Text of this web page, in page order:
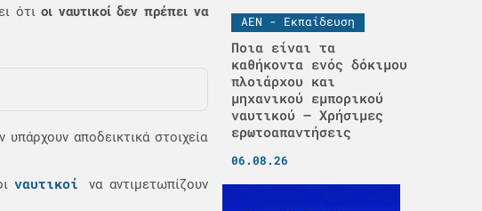
ότιοι ναυτικοί δεν πρέπει να
αποδεικτικά στοιχεία
ναυτικοίνα αντιμετωπίζουν
ΑΕΝ - Εκπαίδευση
Ποια είναι τα
καθήκοντα ενός δόκιμου
πλοιάρχου και
μηχανικού εμπορικού
ναυτικού – Χρήσιμες
ερωτοαπαντήσεις
06.08.26